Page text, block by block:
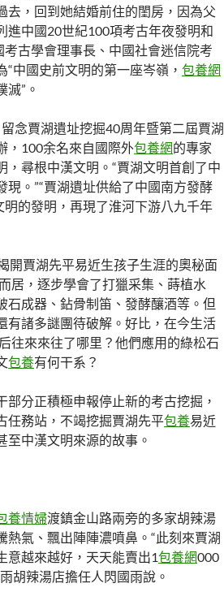
去，回到她結婚前住的閨房，因為父
進中國20世紀100項考古年夜發明和
考古學會理事長、中國社會迷信院考
中國史前文明的第一座岑嶺， 包養網
滅”。
念賈湖遺址挖掘40周年暨第二屆賈湖
，100余名來自國際外包養網的專家
，尋根中漢文明。“賈湖文明首創了中
現。”“賈湖遺址供給了中國南方發酵
明的發明，再現了淮河下游八九千年
開賈湖先平易近生孩子生涯的奧秘面
居，逐步學會了打獵采集、蒔植水
石成器、鉆骨制笛、發酵釀酒等。但
有諸多謎團待破解。好比，在今生活
往來來往了哪里？他們應用的綠松石
包養有何干系？
部分正積極申報停止新的考古挖掘，
任務站，不竭挖掘賈湖先平包養易近
至中漢文明來源的故事。
養情婦渡鎮金山路兩旁的多家胡辣湯
熱氣、飄出陣陣濃噴鼻。“此刻來賈湖
意越來越好，天天能賣出1包養網000
胡辣湯店擔任人閃國雨說。